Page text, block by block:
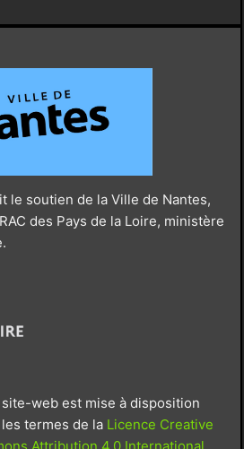
le soutien de la Ville de Nantes,
des Pays de la Loire, ministère
web est mise à disposition
termes de la Licence Creative